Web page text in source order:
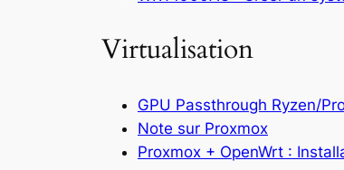
Virtualisation
GPU Passthrough Ryzen/
Note sur Proxmox
Proxmox + OpenWrt :